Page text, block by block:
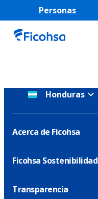
Personas
Honduras
Acerca de Ficohsa
Ficohsa Sostenibilidad
Transparencia